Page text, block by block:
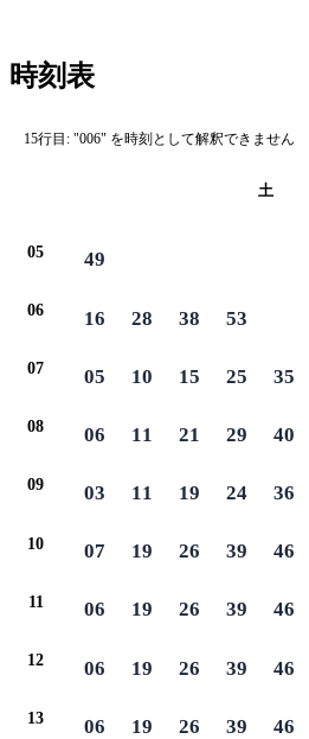
時刻表
15行目: "006" を時刻として解釈できません
土
05 49
06 16 28 38 53
07 05 10 15 25 35
08 06 11 21 29 40
09 03 11 19 24 36
10 07 19 26 39 46
11 06 19 26 39 46
12 06 19 26 39 46
13 06 19 26 39 46